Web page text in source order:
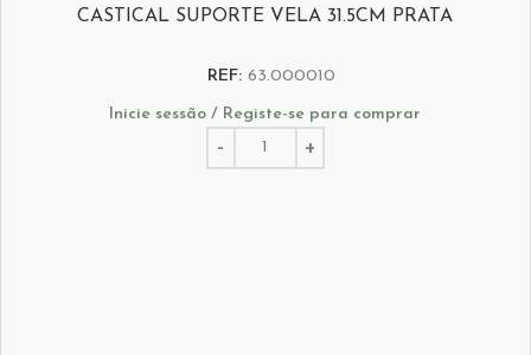
CASTICAL SUPORTE VELA 31.5CM PRATA
REF: 63.000010
Inicie sessão / Registe-se para comprar